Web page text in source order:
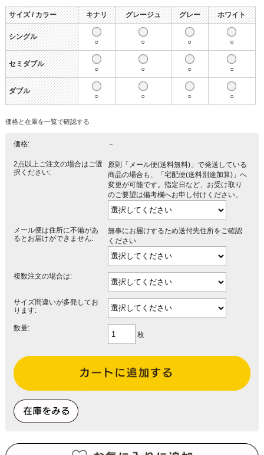
サイズ / カラー キナリ グレージュ グレー ホワイト
シングル
○ ○ ○ ○
セミダブル
○ ○ ○ ○
ダブル
○ ○ ○ ○
価格と在庫を一覧で確認する
価格: －
2点以上ご注文の場合はご選
択ください:
原則「メール便(送料無料)」で発送している
商品の場合も、「宅配便(送料別途加算)」へ
変更が可能です。指定日など、お受け取り
のご要望は備考欄へお申し付けください。
メール便は住所に不備があ
るとお届けができません:
無事にお届けするため送付先住所をご確認
ください
複数注文の場合は:
サイズ間違いが多発してお
ります:
数量:
枚